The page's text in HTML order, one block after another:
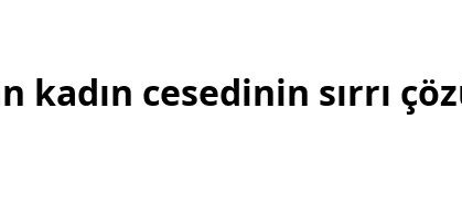
kadın cesedinin sırrı